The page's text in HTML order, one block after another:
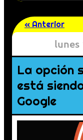
« Anterior
lunes
La opción
está
Google